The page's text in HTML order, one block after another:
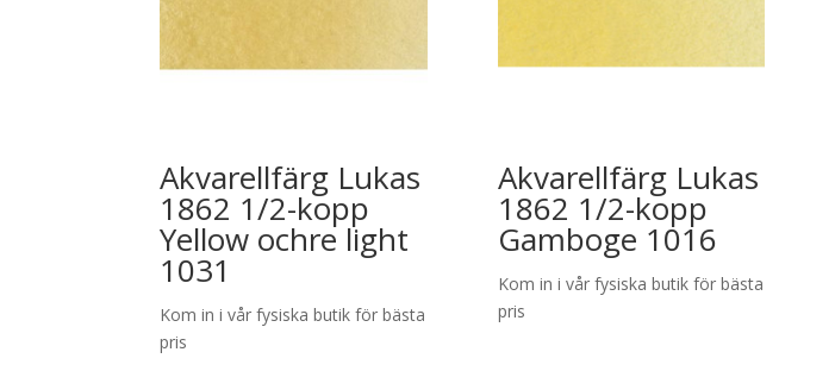
Akvarellfärg Lukas
1862 1/2-kopp
Yellow ochre light
1031
Kom in i vår fysiska butik för bästa
pris
Akvarellfärg Lukas
1862 1/2-kopp
Gamboge 1016
Kom in i vår fysiska butik för bästa
pris